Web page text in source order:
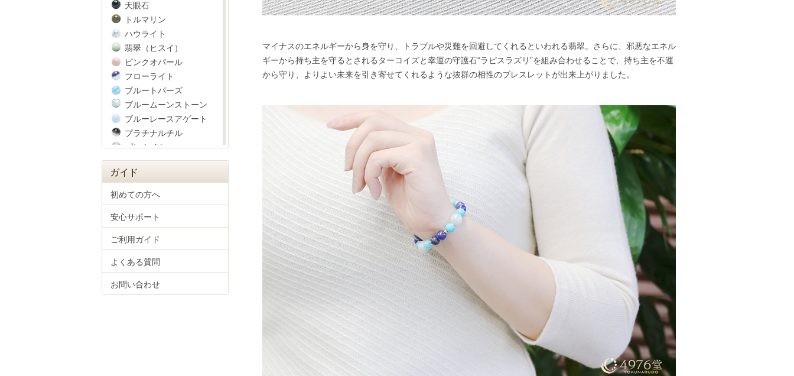
マイナスのエネルギーから身を守り、トラブルや災難を回避してくれるといわれる翡翠。さらに、邪悪なエネル
ギーから持ち主を守るとされるターコイズと幸運の守護石“ラピスラズリ”を組み合わせることで、持ち主を不運
から守り、よりよい未来を引き寄せてくれるような抜群の相性のブレスレットが出来上がりました。
天眼石
トルマリン
ハウライト
翡翠（ヒスイ）
ピンクオパール
フローライト
ブルートパーズ
ブルームーンストーン
ブルーレースアゲート
プラチナルチル
プレナイト
ヘマタイト
ベリル
ペリドット
ホークスアイ
彫り物(四神獣)
マラカイト
ムーンストーン
モルガナイト
モルダバイト
ガイド
初めての方へ
安心サポート
ご利用ガイド
よくある質問
お問い合わせ